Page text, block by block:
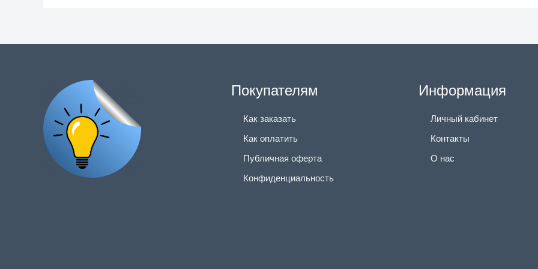
Покупателям
Как заказать
Как оплатить
Публичная оферта
Конфиденциальность
Информация
Личный кабинет
Контакты
О нас